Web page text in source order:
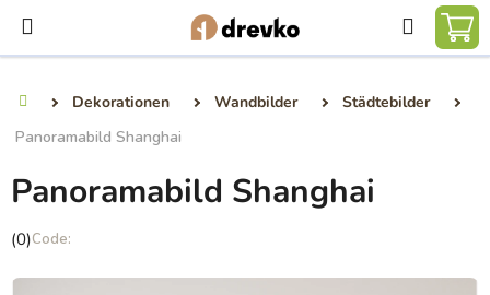
Inhalt
springen
Suchen
Dekorationen Wandbilder
Städtebilder
Panoramabild Shanghai
Panoramabild Shanghai
Die
Produktbewertung
(0)